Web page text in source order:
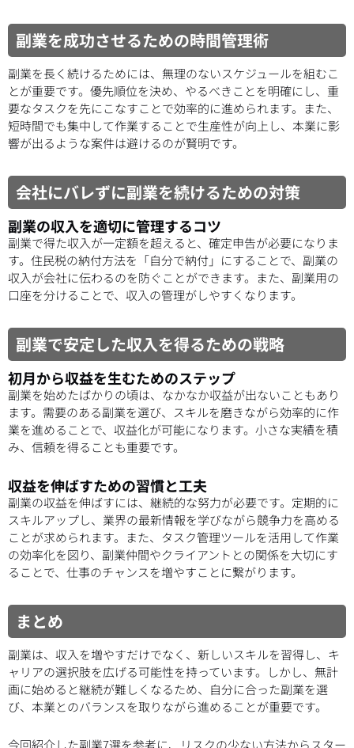
副業を成功させるための時間管理術
副業を長く続けるためには、無理のないスケジュールを組むこ
とが重要です。優先順位を決め、やるべきことを明確にし、重
要なタスクを先にこなすことで効率的に進められます。また、
短時間でも集中して作業することで生産性が向上し、本業に影
響が出るような案件は避けるのが賢明です。
会社にバレずに副業を続けるための対策
副業の収入を適切に管理するコツ
副業で得た収入が一定額を超えると、確定申告が必要になりま
す。住民税の納付方法を「自分で納付」にすることで、副業の
収入が会社に伝わるのを防ぐことができます。また、副業用の
口座を分けることで、収入の管理がしやすくなります。
副業で安定した収入を得るための戦略
初月から収益を生むためのステップ
副業を始めたばかりの頃は、なかなか収益が出ないこともあり
ます。需要のある副業を選び、スキルを磨きながら効率的に作
業を進めることで、収益化が可能になります。小さな実績を積
み、信頼を得ることも重要です。
収益を伸ばすための習慣と工夫
副業の収益を伸ばすには、継続的な努力が必要です。定期的に
スキルアップし、業界の最新情報を学びながら競争力を高める
ことが求められます。また、タスク管理ツールを活用して作業
の効率化を図り、副業仲間やクライアントとの関係を大切にす
ることで、仕事のチャンスを増やすことに繋がります。
まとめ
副業は、収入を増やすだけでなく、新しいスキルを習得し、キ
ャリアの選択肢を広げる可能性を持っています。しかし、無計
画に始めると継続が難しくなるため、自分に合った副業を選
び、本業とのバランスを取りながら進めることが重要です。
今回紹介した副業7選を参考に、リスクの少ない方法からスター